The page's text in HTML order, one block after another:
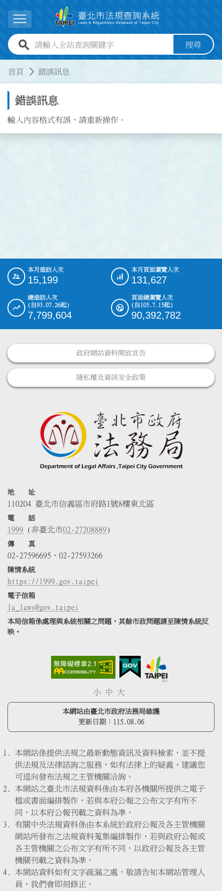
展開選單
全站查詢關鍵字欄位 搜尋
首頁 錯誤訊息
錯誤訊息
輸入內容格式有誤，請重新操作。
::: 本月造訪人次
15,199
本月頁面瀏覽人次
131,627
總造訪人次
(自93.07.26起)
7,799,604
頁面總瀏覽人次
(自105.7.15起)
90,392,782
政府網站資料開放宣告
隱私權及資訊安全政策
地 址
110204 臺北市信義區市府路1號8樓東北區
電 話
1999 (非臺北市02-27208889)
傳 真
02-27596695、02-27593266
陳情系統
https://1999.gov.taipei
電子信箱
la_laws@gov.taipei
本局信箱係處理與系統相關之問題，其餘市政問題請至陳情系統反
映。
小 中 大
本網站由臺北市政府法務局維護
更新日期： 115.08.06
本網站係提供法規之最新動態資訊及資料檢索，並不提
供法規及法律諮詢之服務，如有法律上的疑義，建議您
可逕向發布法規之主管機關洽詢。
本網站之臺北市法規資料係由本府各機關所提供之電子
檔或書面編排製作，若與本府公報之公布文字有所不
同，以本府公報刊載之資料為準。
有關中央法規資料係由本系統於政府公報及各主管機關
網站所發布之法規資料蒐集編排製作，若與政府公報或
各主管機關之公布文字有所不同，以政府公報及各主管
機關刊載之資料為準。
本網站資料如有文字疏漏之處，敬請告知本網站管理人
員，我們會即刻修正。